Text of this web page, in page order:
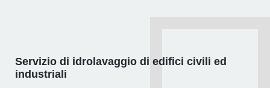
Servizio di idrolavaggio di edifici civili ed
industriali